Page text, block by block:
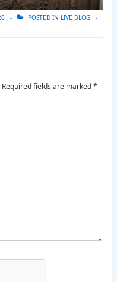
POSTED IN LIVE BLOG
Required fields are marked*